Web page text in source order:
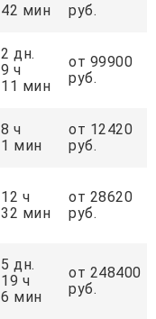
42 мин
руб.
2 дн.
9 ч
11 мин
от 99900
руб.
8 ч
1 мин
от 12420
руб.
12 ч
32 мин
от 28620
руб.
5 дн.
19 ч
6 мин
от 248400
руб.